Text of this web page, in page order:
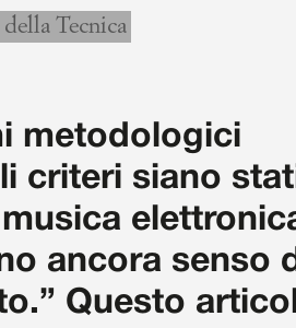
Tecnica
metodologici
criteri siano
ancora senso
Questo